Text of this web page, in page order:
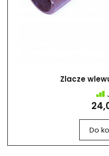
Zlacze
Do